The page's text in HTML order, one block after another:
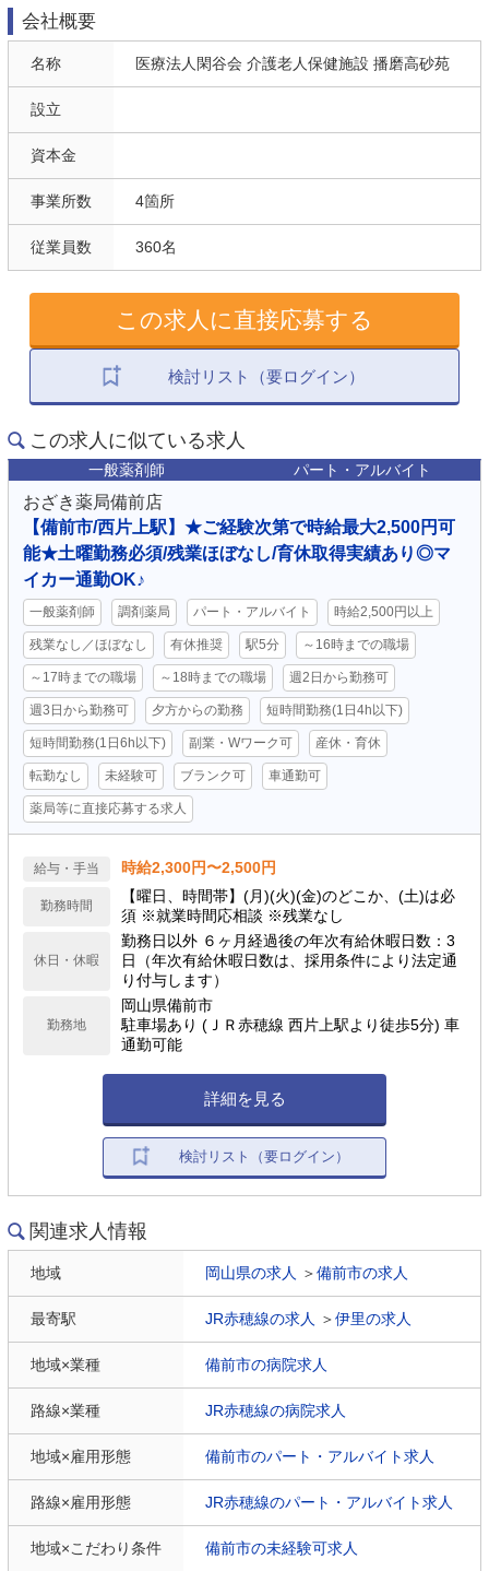
会社概要
名称 医療法人閑谷会 介護老人保健施設 播磨高砂苑
設立
資本金
事業所数 4箇所
従業員数 360名
検討リスト（要ログイン）
この求人に直接応募する
この求人に似ている求人
一般薬剤師 パート・アルバイト
おざき薬局備前店
【備前市/西片上駅】★ご経験次第で時給最大2,500円可
能★土曜勤務必須/残業ほぼなし/育休取得実績あり◎マ
イカー通勤OK♪
一般薬剤師 調剤薬局 パート・アルバイト 時給2,500円以上
残業なし／ほぼなし 有休推奨 駅5分 ～16時までの職場
～17時までの職場 ～18時までの職場 週2日から勤務可
週3日から勤務可 夕方からの勤務 短時間勤務(1日4h以下)
短時間勤務(1日6h以下) 副業・Wワーク可 産休・育休
転勤なし 未経験可 ブランク可 車通勤可
薬局等に直接応募する求人
給与・手当 時給2,300円〜2,500円
勤務時間
【曜日、時間帯】(月)(火)(金)のどこか、(土)は必
須 ※就業時間応相談 ※残業なし
休日・休暇
勤務日以外 ６ヶ月経過後の年次有給休暇日数：3
日（年次有給休暇日数は、採用条件により法定通
り付与します）
勤務地
岡山県備前市
駐車場あり (ＪＲ赤穂線 西片上駅より徒歩5分) 車
通勤可能
詳細を見る
検討リスト（要ログイン）
関連求人情報
地域 岡山県の求人 ＞備前市の求人
最寄駅 JR赤穂線の求人 ＞伊里の求人
地域×業種 備前市の病院求人
路線×業種 JR赤穂線の病院求人
地域×雇用形態 備前市のパート・アルバイト求人
路線×雇用形態 JR赤穂線のパート・アルバイト求人
地域×こだわり条件 備前市の未経験可求人